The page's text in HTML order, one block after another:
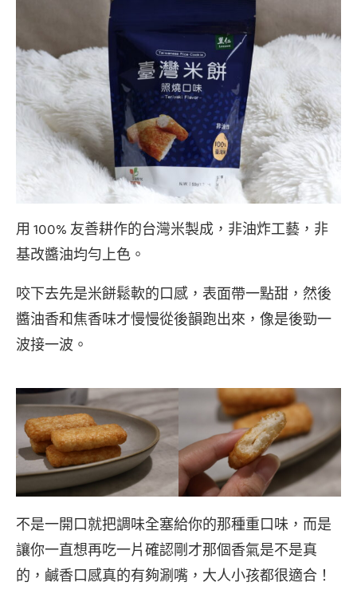
用 100% 友善耕作的台灣米製成，非油炸工藝，非
基改醬油均勻上色。
咬下去先是米餅鬆軟的口感，表面帶一點甜，然後
醬油香和焦香味才慢慢從後韻跑出來，像是後勁一
波接一波。
不是一開口就把調味全塞給你的那種重口味，而是
讓你一直想再吃一片確認剛才那個香氣是不是真
的，鹹香口感真的有夠涮嘴，大人小孩都很適合！